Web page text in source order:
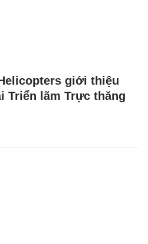
giới thiệu
Triển lãm Trực thăng